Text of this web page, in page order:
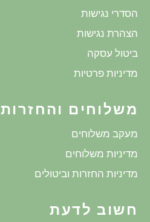
הסדרי נגישות
הצהרת נגישות
ביטול עסקה
מדיניות פרטיות
משלוחים והחזרות
מעקב משלוחים
מדיניות משלוחים
מדיניות החזרות וביטולים
חשוב לדעת